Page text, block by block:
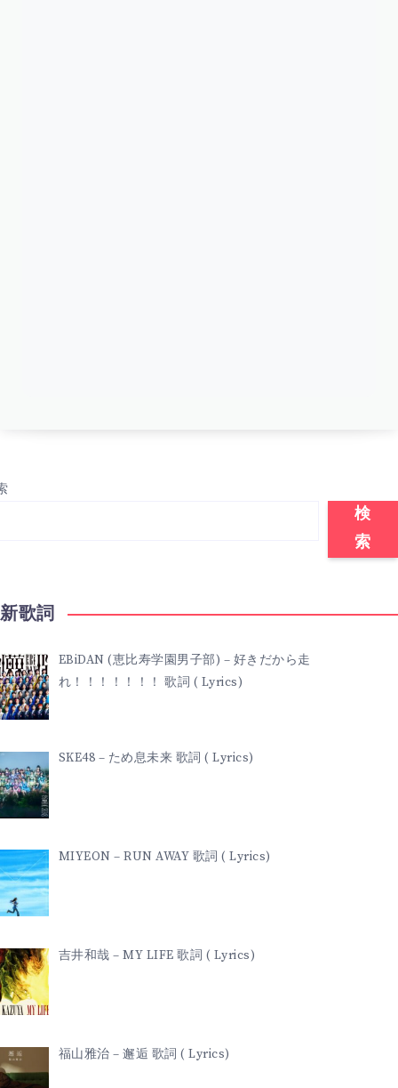
検
索
歌詞
EBiDAN (恵比寿学園男子部) – 好きだから走
れ！！！！！！！ 歌詞 ( Lyrics)
SKE48 – ため息未来 歌詞 ( Lyrics)
MIYEON – RUN AWAY 歌詞 ( Lyrics)
吉井和哉 – MY LIFE 歌詞 ( Lyrics)
福山雅治 – 邂逅 歌詞 ( Lyrics)